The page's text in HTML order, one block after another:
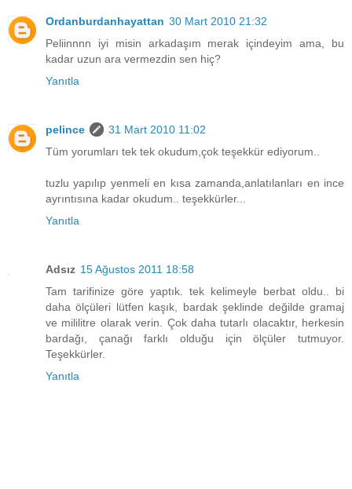
Ordanburdanhayattan 30 Mart 2010 21:32
Peliinnnn iyi misin arkadaşım merak içindeyim ama, bu
kadar uzun ara vermezdin sen hiç?
Yanıtla
pelince
31 Mart 2010 11:02
Tüm yorumları tek tek okudum,çok teşekkür ediyorum..
tuzlu yapılıp yenmeli en kısa zamanda,anlatılanları en ince
ayrıntısına kadar okudum.. teşekkürler...
Yanıtla
Adsız 15 Ağustos 2011 18:58
Tam tarifinize göre yaptık. tek kelimeyle berbat oldu.. bi
daha ölçüleri lütfen kaşık, bardak şeklinde değilde gramaj
ve mililitre olarak verin. Çok daha tutarlı olacaktır, herkesin
bardağı, çanağı farklı olduğu için ölçüler tutmuyor.
Teşekkürler.
Yanıtla